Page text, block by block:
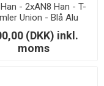
- 2xAN8 Han - T-
Union - Blå Alu
(DKK) inkl.
moms